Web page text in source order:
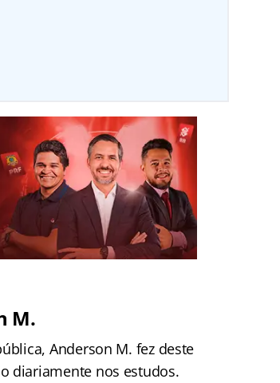
M.
Anderson M. fez deste
diariamente nos estudos.